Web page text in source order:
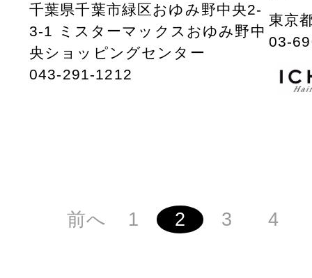
千葉県千葉市緑区おゆみ野中央2-
3-1 ミスターマックスおゆみ野中
央ショッピングセンター
043-291-1212
東京
03-
前へ 1 2 3 4